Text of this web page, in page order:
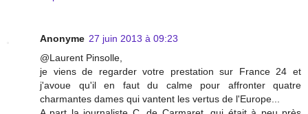
Anonyme 27 juin 2013 à 09:23
@Laurent Pinsolle,
je viens de regarder votre prestation sur France 24 et
j'avoue qu'il en faut du calme pour affronter quatre
charmantes dames qui vantent les vertus de l'Europe...